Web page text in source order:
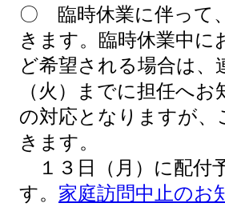
〇 臨時休業に伴って
きます。臨時休業中
ど希望される場合は、
（火）までに担任へ
の対応となりますが
きます。
１３日（月）に配付
す。 家庭訪問中止のお